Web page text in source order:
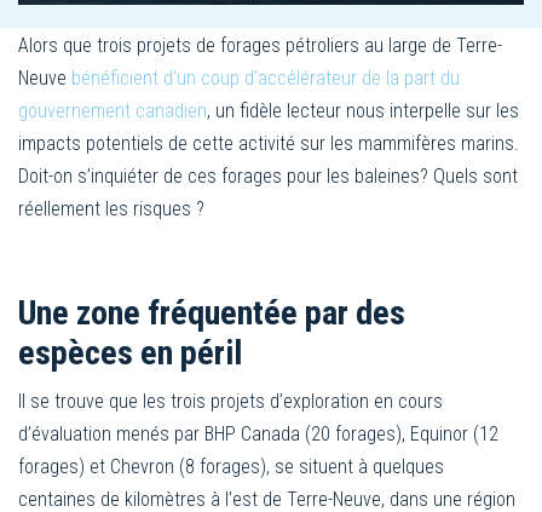
Alors que trois projets de forages pétroliers au large de Terre-
Neuve bénéficient d’un coup d’accélérateur de la part du
gouvernement canadien, un fidèle lecteur nous interpelle sur les
impacts potentiels de cette activité sur les mammifères marins.
Doit-on s’inquiéter de ces forages pour les baleines? Quels sont
réellement les risques ?
Une zone fréquentée par des
espèces en péril
Il se trouve que les trois projets d’exploration en cours
d’évaluation menés par BHP Canada (20 forages), Equinor (12
forages) et Chevron (8 forages), se situent à quelques
centaines de kilomètres à l’est de Terre-Neuve, dans une région